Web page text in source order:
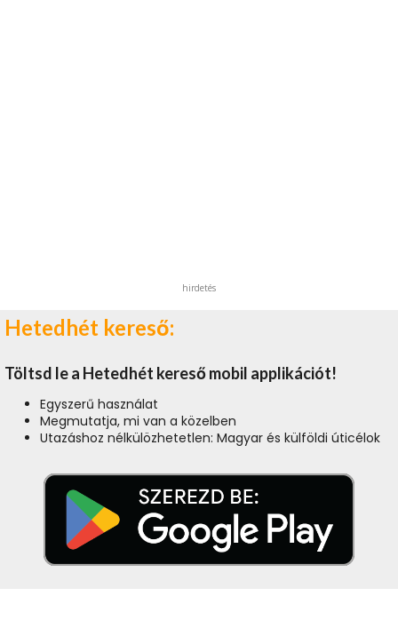
hirdetés
Hetedhét kereső:
Töltsd le a Hetedhét kereső mobil applikációt!
Egyszerű használat
Megmutatja, mi van a közelben
Utazáshoz nélkülözhetetlen: Magyar és külföldi úticélok